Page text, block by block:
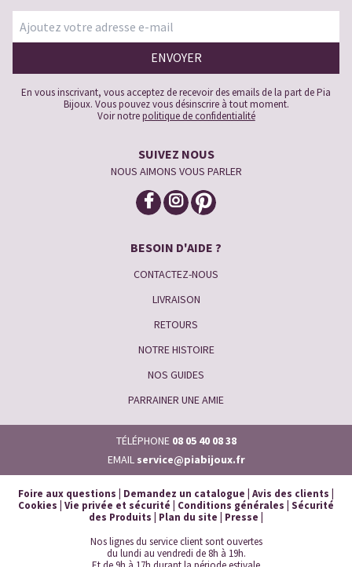
En vous inscrivant, vous acceptez de recevoir des emails de la part de Pia
Bijoux. Vous pouvez vous désinscrire à tout moment.
Voir notrepolitique de confidentialité
SUIVEZ NOUS
NOUS AIMONS VOUS PARLER
BESOIN D'AIDE ?
CONTACTEZ-NOUS
LIVRAISON
RETOURS
NOTRE HISTOIRE
NOS GUIDES
PARRAINER UNE AMIE
TÉLÉPHONE 08 05 40 08 38
EMAIL service@piabijoux.fr
Foire aux questions Demandez un catalogue Avis des clients
Cookies Vie privée et sécurité Conditions générales Sécurité
des Produits
Plan du site Presse
Nos lignes du service client sont ouvertes
du lundi au vendredi de 8h à 19h.